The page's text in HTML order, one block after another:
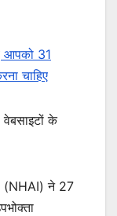
आपको 31
चाहिए
के
(NHAI) ने 27